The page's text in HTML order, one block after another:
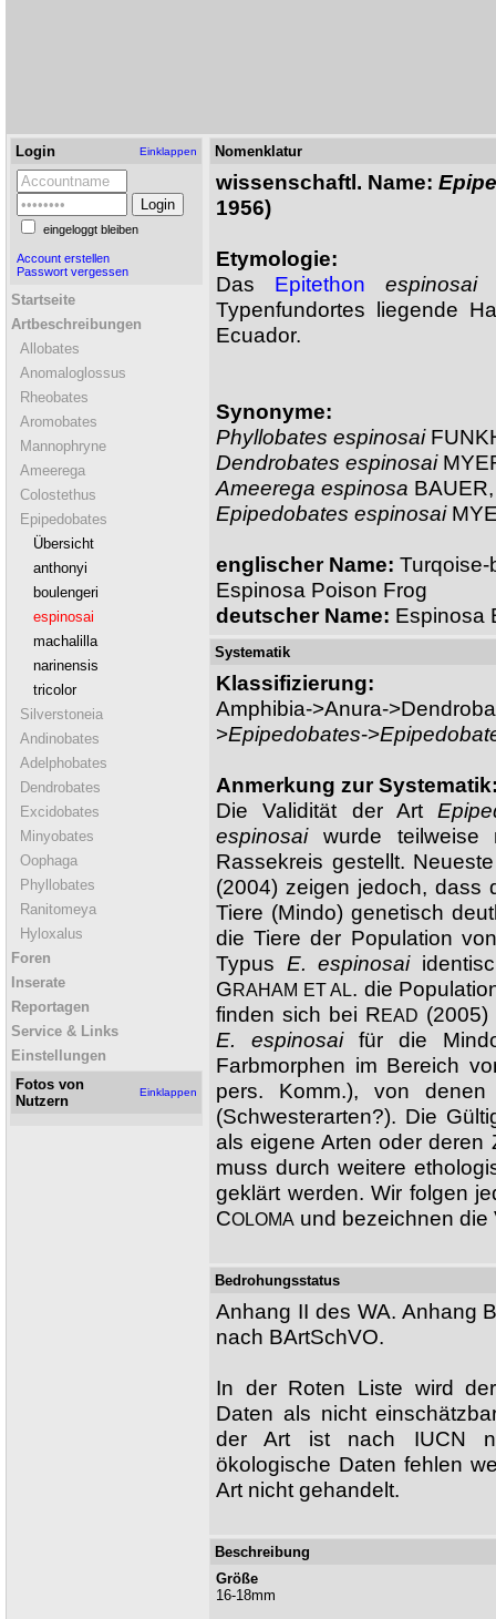
Login Einklappen
eingeloggt bleiben
Account erstellen
Passwort vergessen
Startseite
Artbeschreibungen
Allobates
Anomaloglossus
Rheobates
Aromobates
Mannophryne
Ameerega
Colostethus
Epipedobates
Übersicht
anthonyi
boulengeri
espinosai
machalilla
narinensis
tricolor
Silverstoneia
Andinobates
Adelphobates
Dendrobates
Excidobates
Minyobates
Oophaga
Phyllobates
Ranitomeya
Hyloxalus
Foren
Inserate
Reportagen
Service & Links
Einstellungen
Fotos von
Nutzern
Einklappen
Nomenklatur
wissenschaftl. Name:
1956)
Etymologie:
Das Epitethon espinosai
Typenfundortes liegende
Ecuador.
Synonyme:
Phyllobates espinosai
Dendrobates espinosai
Ameerega espinosa
Epipedobates espinosai
englischer Name: Turqoise-
Espinosa Poison Frog
deutscher Name: Espinosa
Systematik
Klassifizierung:
Amphibia->Anura-
>Epipedobates->
Anmerkung zur
Die Validität der Art
espinosaiwurde
Rassekreis gestellt.
(2004) zeigen jedoch, dass
Tiere (Mindo) genetisch
die Tiere der Population
Typus E. espinosai
GRAHAM ET AL. die
finden sich bei READ
E. espinosaifür die
Farbmorphen im Bereich
pers. Komm.), von
(Schwesterarten?). Die
als eigene Arten oder
muss durch weitere
geklärt werden. Wir folgen
COLOMA und bezeichnen
Bedrohungsstatus
Anhang II des WA. Anhang
nach BArtSchVO.
In der Roten Liste wird
Daten als nicht
der Art ist nach IUCN
ökologische Daten fehlen
Art nicht gehandelt.
Beschreibung
Größe
16-18mm